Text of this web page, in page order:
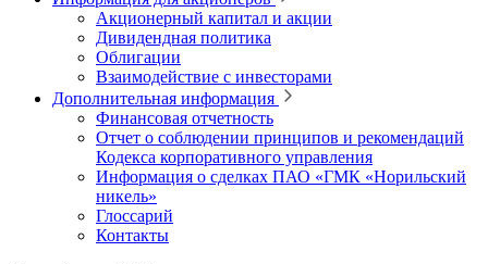
Акционерный капитал и акции
Дивидендная политика
Облигации
Взаимодействие с инвесторами
Дополнительная информация
Финансовая отчетность
Отчет о соблюдении принципов и рекомендаций
Кодекса корпоративного управления
Информация о сделках ПАО «ГМК «Норильский
никель»
Глоссарий
Контакты